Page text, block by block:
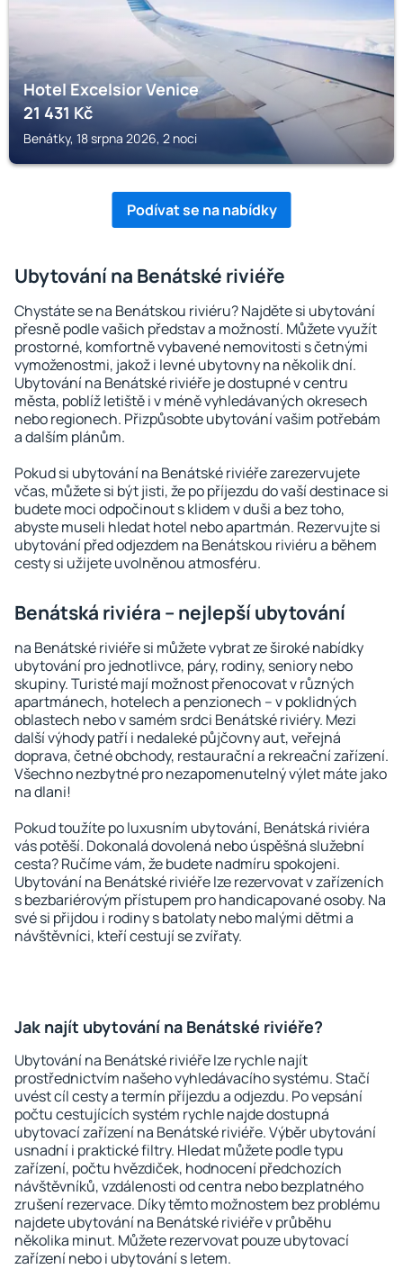
Hotel Excelsior Venice
21 431Kč
Benátky, 18 srpna 2026, 2 noci
Podívat se na nabídky
Ubytování na Benátské riviéře
Chystáte se na Benátskou riviéru? Najděte si ubytování
přesně podle vašich představ a možností. Můžete využít
prostorné, komfortně vybavené nemovitosti s četnými
vymoženostmi, jakož i levné ubytovny na několik dní.
Ubytování na Benátské riviéře je dostupné v centru
města, poblíž letiště i v méně vyhledávaných okresech
nebo regionech. Přizpůsobte ubytování vašim potřebám
a dalším plánům.
Pokud si ubytování na Benátské riviéře zarezervujete
včas, můžete si být jisti, že po příjezdu do vaší destinace si
budete moci odpočinout s klidem v duši a bez toho,
abyste museli hledat hotel nebo apartmán. Rezervujte si
ubytování před odjezdem na Benátskou riviéru a během
cesty si užijete uvolněnou atmosféru.
Benátská riviéra – nejlepší ubytování
na Benátské riviéře si můžete vybrat ze široké nabídky
ubytování pro jednotlivce, páry, rodiny, seniory nebo
skupiny. Turisté mají možnost přenocovat v různých
apartmánech, hotelech a penzionech – v poklidných
oblastech nebo v samém srdci Benátské riviéry. Mezi
další výhody patří i nedaleké půjčovny aut, veřejná
doprava, četné obchody, restaurační a rekreační zařízení.
Všechno nezbytné pro nezapomenutelný výlet máte jako
na dlani!
Pokud toužíte po luxusním ubytování, Benátská riviéra
vás potěší. Dokonalá dovolená nebo úspěšná služební
cesta? Ručíme vám, že budete nadmíru spokojeni.
Ubytování na Benátské riviéře lze rezervovat v zařízeních
s bezbariérovým přístupem pro handicapované osoby. Na
své si přijdou i rodiny s batolaty nebo malými dětmi a
návštěvníci, kteří cestují se zvířaty.
Jak najít ubytování na Benátské riviéře?
Ubytování na Benátské riviéře lze rychle najít
prostřednictvím našeho vyhledávacího systému. Stačí
uvést cíl cesty a termín příjezdu a odjezdu. Po vepsání
počtu cestujících systém rychle najde dostupná
ubytovací zařízení na Benátské riviéře. Výběr ubytování
usnadní i praktické filtry. Hledat můžete podle typu
zařízení, počtu hvězdiček, hodnocení předchozích
návštěvníků, vzdálenosti od centra nebo bezplatného
zrušení rezervace. Díky těmto možnostem bez problému
najdete ubytování na Benátské riviéře v průběhu
několika minut. Můžete rezervovat pouze ubytovací
zařízení nebo i ubytování s letem.